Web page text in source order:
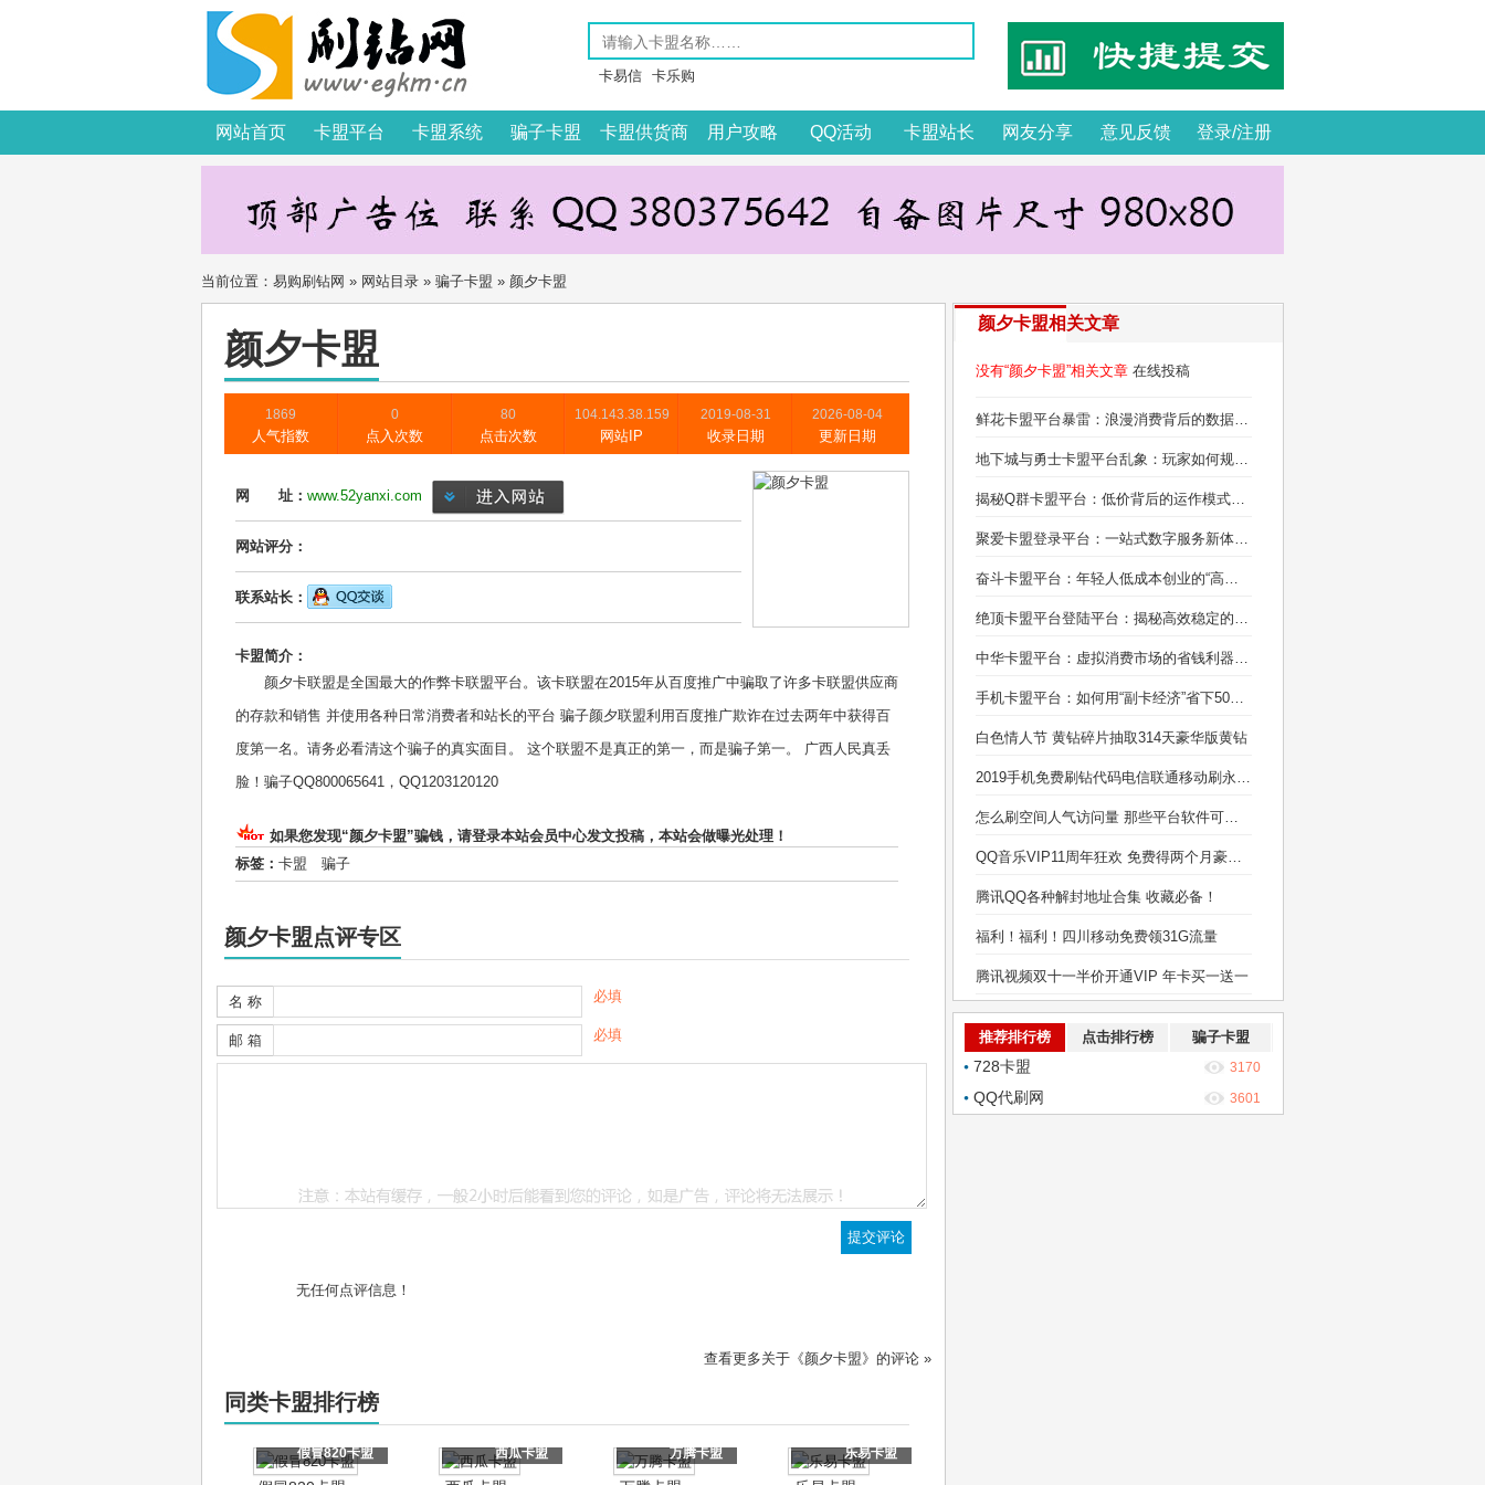
卡易信 卡乐购
网站首页 卡盟平台 卡盟系统 骗子卡盟 卡盟供货商 用户攻略 QQ活动 卡盟站长 网友分享 意见反馈 登录/注册
当前位置： 易购刷钻网 » 网站目录 » 骗子卡盟 » 颜夕卡盟
颜夕卡盟
1869
人气指数
0
点入次数
80
点击次数
104.143.38.159
网站IP
2019-08-31
收录日期
2026-08-04
更新日期
网 址： www.52yanxi.com
网站评分：
联系站长：
卡盟简介：
颜夕卡联盟是全国最大的作弊卡联盟平台。该卡联盟在2015年从百度推广中骗取了许多卡联盟供应商
的存款和销售 并使用各种日常消费者和站长的平台 骗子颜夕联盟利用百度推广欺诈在过去两年中获得百
度第一名。请务必看清这个骗子的真实面目。 这个联盟不是真正的第一，而是骗子第一。 广西人民真丢
脸！骗子QQ800065641，QQ1203120120
如果您发现“颜夕卡盟”骗钱，请登录本站会员中心发文投稿，本站会做曝光处理！
标签： 卡盟 骗子
颜夕卡盟点评专区
名 称 必填
邮 箱 必填
无任何点评信息！
查看更多关于《颜夕卡盟》的评论 »
同类卡盟排行榜
假冒820卡盟 西瓜卡盟 万腾卡盟 乐易卡盟
颜夕卡盟相关文章
没有“颜夕卡盟”相关文章 在线投稿
鲜花卡盟平台暴雷：浪漫消费背后的数据黑产链
地下城与勇士卡盟平台乱象：玩家如何规避账号安全陷阱？
揭秘Q群卡盟平台：低价背后的运作模式与风险防范指南
聚爱卡盟登录平台：一站式数字服务新体验，创业者与消费者的双赢选择！
奋斗卡盟平台：年轻人低成本创业的“高效补给站”
绝顶卡盟平台登陆平台：揭秘高效稳定的账号资源管理新方案
中华卡盟平台：虚拟消费市场的省钱利器与一站式服务专家
手机卡盟平台：如何用“副卡经济”省下50%话费？新手必看的避坑指南！
白色情人节 黄钻碎片抽取314天豪华版黄钻
2019手机免费刷钻代码电信联通移动刷永久QQ会员方法
怎么刷空间人气访问量 那些平台软件可以免费刷空间人气
QQ音乐VIP11周年狂欢 免费得两个月豪华绿钻。
腾讯QQ各种解封地址合集 收藏必备！
福利！福利！四川移动免费领31G流量
腾讯视频双十一半价开通VIP 年卡买一送一
推荐排行榜 点击排行榜 骗子卡盟
728卡盟 3170
QQ代刷网 3601